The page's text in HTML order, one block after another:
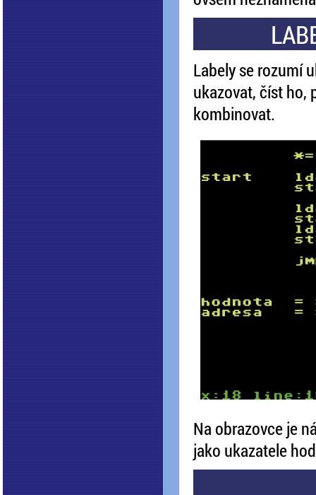
Labely se rozumí
ukazovat, číst ho,
kombinovat.
Na obrazovce je
jako ukazatele